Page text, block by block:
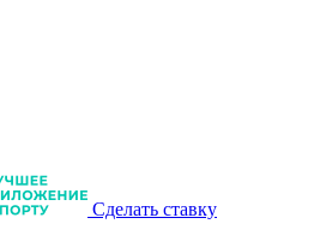
Сделать ставку